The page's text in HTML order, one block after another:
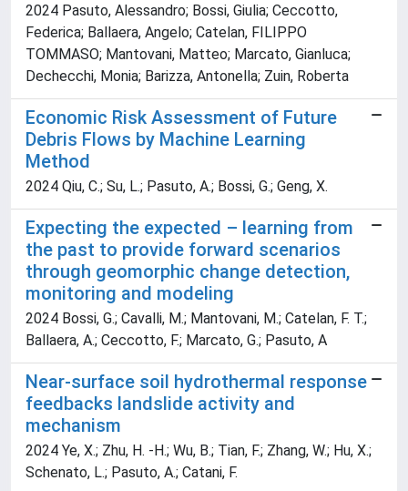
2024 Pasuto, Alessandro; Bossi, Giulia; Ceccotto,
Federica; Ballaera, Angelo; Catelan, FILIPPO
TOMMASO; Mantovani, Matteo; Marcato, Gianluca;
Dechecchi, Monia; Barizza, Antonella; Zuin, Roberta
Economic Risk Assessment of Future
Debris Flows by Machine Learning
Method
2024 Qiu, C.; Su, L.; Pasuto, A.; Bossi, G.; Geng, X.
Expecting the expected – learning from
the past to provide forward scenarios
through geomorphic change detection,
monitoring and modeling
2024 Bossi, G.; Cavalli, M.; Mantovani, M.; Catelan, F. T.;
Ballaera, A.; Ceccotto, F.; Marcato, G.; Pasuto, A
Near-surface soil hydrothermal response
feedbacks landslide activity and
mechanism
2024 Ye, X.; Zhu, H. -H.; Wu, B.; Tian, F.; Zhang, W.; Hu, X.;
Schenato, L.; Pasuto, A.; Catani, F.